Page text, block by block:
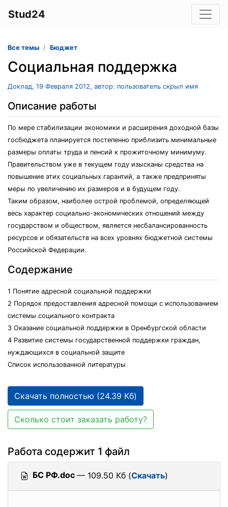
Stud24
Все темы Бюджет
Социальная поддержка
Доклад, 19 Февраля 2012, автор: пользователь скрыл имя
Описание работы
По мере стабилизации экономики и расширения доходной базы
госбюджета планируется постепенно приблизить минимальные
размеры оплаты труда и пенсий к прожиточному минимуму.
Правительством уже в текущем году изысканы средства на
повышение этих социальных гарантий, а также предприняты
меры по увеличению их размеров и в будущем году.
Таким образом, наиболее острой проблемой, определяющей
весь характер социально-экономических отношений между
государством и обществом, является несбалансированность
ресурсов и обязательств на всех уровнях бюджетной системы
Российской Федерации.
Содержание
1 Понятие адресной социальной поддержки
2 Порядок предоставления адресной помощи с использованием
системы социального контракта
3 Оказание социальной поддержки в Оренбургской области
4 Развитие системы государственной поддержки граждан,
нуждающихся в социальной защите
Список использованной литературы
Скачать полностью (24.39 Кб)
Сколько стоит заказать работу?
Работа содержит 1 файл
БС РФ.doc — 109.50 Кб (Скачать)